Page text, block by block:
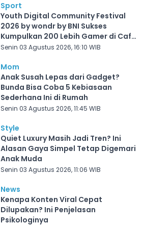
Sport
Youth Digital Community Festival
2026 by wondr by BNI Sukses
Kumpulkan 200 Lebih Gamer di Cafe
Frekuensi Depok
Senin 03 Agustus 2026, 16:10 WIB
Mom
Anak Susah Lepas dari Gadget?
Bunda Bisa Coba 5 Kebiasaan
Sederhana Ini di Rumah
Senin 03 Agustus 2026, 11:45 WIB
Style
Quiet Luxury Masih Jadi Tren? Ini
Alasan Gaya Simpel Tetap Digemari
Anak Muda
Senin 03 Agustus 2026, 11:06 WIB
News
Kenapa Konten Viral Cepat
Dilupakan? Ini Penjelasan
Psikologinya